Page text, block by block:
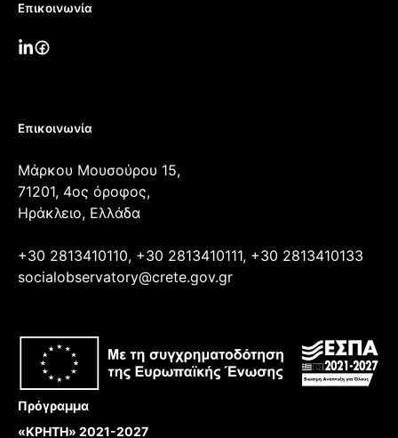
Επικοινωνία
Επικοινωνία
Μάρκου Μουσούρου 15,
71201, 4ος όροφος,
Ηράκλειο, Ελλάδα
+30 2813410110, +30 2813410111, +30 2813410133
socialobservatory@crete.gov.gr
Πρόγραμμα
«ΚΡΗΤΗ» 2021-2027